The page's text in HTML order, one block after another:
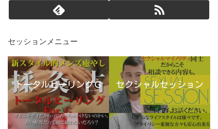
セッションメニュー
トータルヒーリングＧ セクシャルセッション